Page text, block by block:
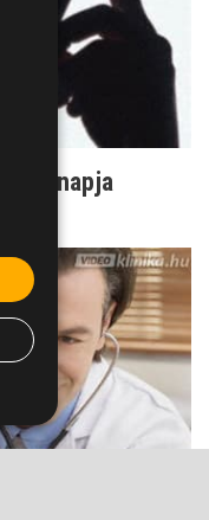
világnapja